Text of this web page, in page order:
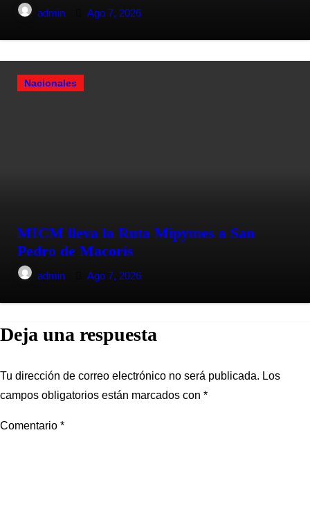
admin Ago 7, 2026
Nacionales
MICM lleva la Ruta Mipymes a San
Pedro de Macorís
admin Ago 7, 2026
Deja una respuesta
Tu dirección de correo electrónico no será publicada. Los
campos obligatorios están marcados con *
Comentario *